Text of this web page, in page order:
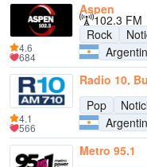
Aspen
102.3 FM
Rock
4.6
684
Radio 10,
Pop
4.1
566
Metro 95.1